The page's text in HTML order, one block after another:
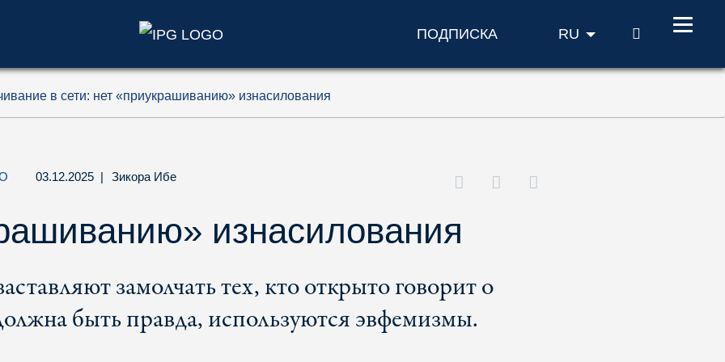
ПОДПИСКА RU ПОИСК
в сети: нет «приукрашиванию» изнасилования
03.12.2025 | Зикора Ибе
изнасилования
замолчать тех, кто открыто говорит о
быть правда, используются эвфемизмы.